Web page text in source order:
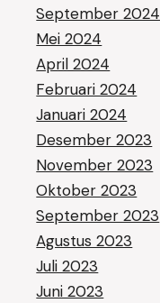
September 2024
Mei 2024
April 2024
Februari 2024
Januari 2024
Desember 2023
November 2023
Oktober 2023
September 2023
Agustus 2023
Juli 2023
Juni 2023